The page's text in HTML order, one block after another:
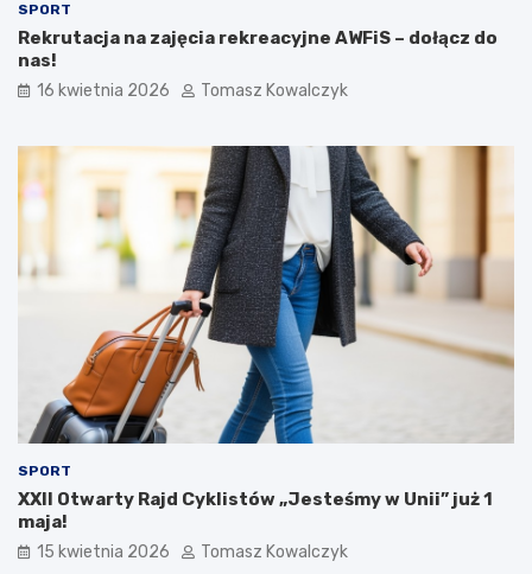
SPORT
Rekrutacja na zajęcia rekreacyjne AWFiS – dołącz do
nas!
16 kwietnia 2026 Tomasz Kowalczyk
SPORT
XXII Otwarty Rajd Cyklistów „Jesteśmy w Unii” już 1
maja!
15 kwietnia 2026 Tomasz Kowalczyk